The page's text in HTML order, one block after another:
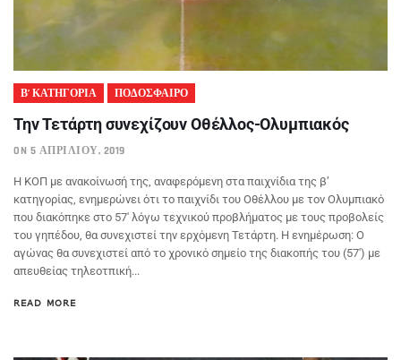
Β’ ΚΑΤΗΓΟΡΙΑ ΠΟΔΟΣΦΑΙΡΟ
Την Τετάρτη συνεχίζουν Οθέλλος-Ολυμπιακός
ON 5 ΑΠΡΙΛΊΟΥ, 2019
Η ΚΟΠ με ανακοίνωσή της, αναφερόμενη στα παιχνίδια της β’
κατηγορίας, ενημερώνει ότι το παιχνίδι του Οθέλλου με τον Ολυμπιακό
που διακόπηκε στο 57′ λόγω τεχνικού προβλήματος με τους προβολείς
του γηπέδου, θα συνεχιστεί την ερχόμενη Τετάρτη. Η ενημέρωση: Ο
αγώνας θα συνεχιστεί από το χρονικό σημείο της διακοπής του (57′) με
απευθείας τηλεοτπική...
READ MORE